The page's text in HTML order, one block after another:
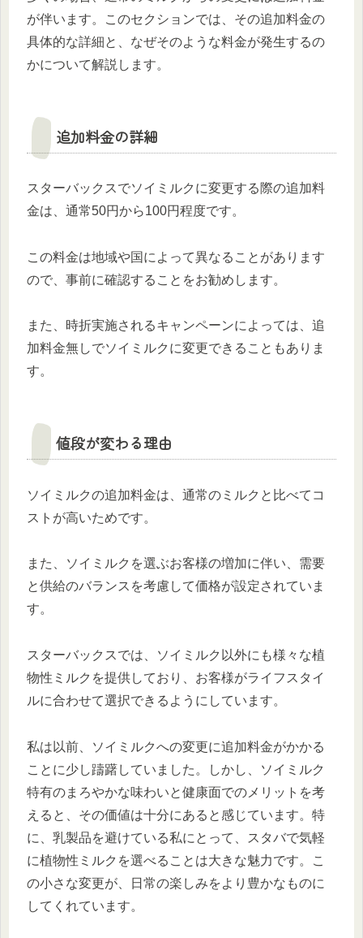
が伴います。このセクションでは、その追加料金の
具体的な詳細と、なぜそのような料金が発生するの
かについて解説します。
追加料金の詳細
スターバックスでソイミルクに変更する際の追加料
金は、通常50円から100円程度です。
この料金は地域や国によって異なることがあります
ので、事前に確認することをお勧めします。
また、時折実施されるキャンペーンによっては、追
加料金無しでソイミルクに変更できることもありま
す。
値段が変わる理由
ソイミルクの追加料金は、通常のミルクと比べてコ
ストが高いためです。
また、ソイミルクを選ぶお客様の増加に伴い、需要
と供給のバランスを考慮して価格が設定されていま
す。
スターバックスでは、ソイミルク以外にも様々な植
物性ミルクを提供しており、お客様がライフスタイ
ルに合わせて選択できるようにしています。
私は以前、ソイミルクへの変更に追加料金がかかる
ことに少し躊躇していました。しかし、ソイミルク
特有のまろやかな味わいと健康面でのメリットを考
えると、その価値は十分にあると感じています。特
に、乳製品を避けている私にとって、スタバで気軽
に植物性ミルクを選べることは大きな魅力です。こ
の小さな変更が、日常の楽しみをより豊かなものに
してくれています。